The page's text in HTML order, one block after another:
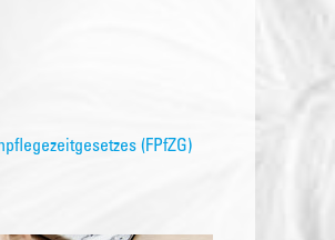
(FPfZG)